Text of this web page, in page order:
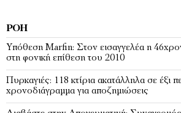
ΡΟΉ
Υπόθεση Marfin: Στον εισαγγελέα η
στη φονική επίθεση του 2010
Πυρκαγιές: 118 κτίρια ακατάλληλα σε έξι
χρονοδιάγραμμα για αποζημιώσεις